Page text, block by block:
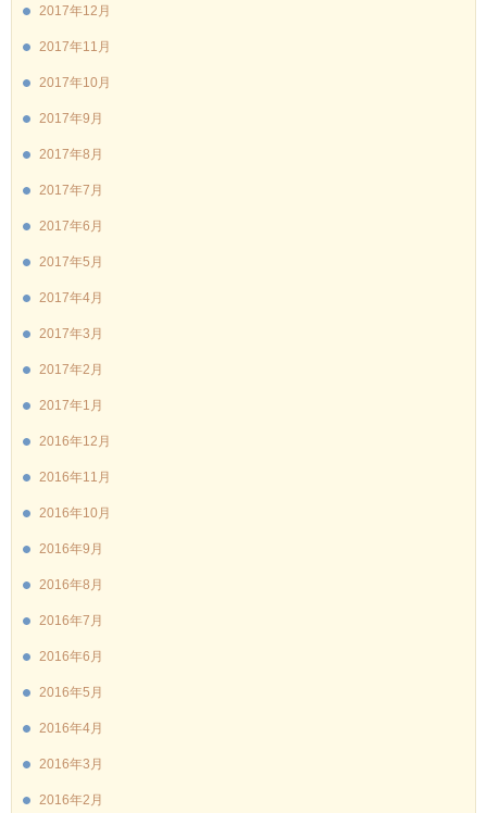
2017年12月
2017年11月
2017年10月
2017年9月
2017年8月
2017年7月
2017年6月
2017年5月
2017年4月
2017年3月
2017年2月
2017年1月
2016年12月
2016年11月
2016年10月
2016年9月
2016年8月
2016年7月
2016年6月
2016年5月
2016年4月
2016年3月
2016年2月